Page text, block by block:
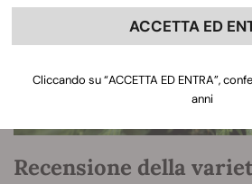
Recensione della
ACCETTA ED
Cliccando su “ACCETTA ED ENTRA”,
anni